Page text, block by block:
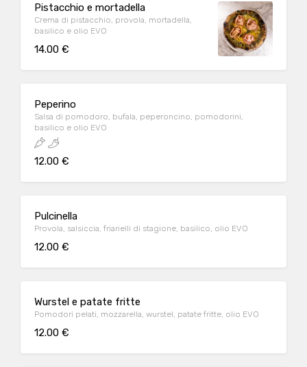
Pistacchio e mortadella
Crema di pistacchio, provola, mortadella,
basilico e olio EVO
14.00 €
Peperino
Salsa di pomodoro, bufala, peperoncino, pomodorini,
basilico e olio EVO
12.00 €
Pulcinella
Provola, salsiccia, friarielli di stagione, basilico, olio EVO
12.00 €
Wurstel e patate fritte
Pomodori pelati, mozzarella, wurstel, patate fritte, olio EVO
12.00 €